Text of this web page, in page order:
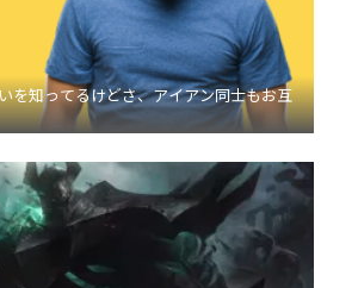
を知ってるけどさ、アイアン同士もお互